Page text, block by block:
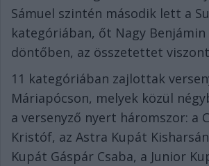
Sámuel szintén második lett a
kategóriában, őt Nagy
döntőben, az összetettet
11 kategóriában zajlottak
Máriapócson, melyek közül
a versenyző nyert háromszor: a
Kristóf, az Astra Kupát
Kupát Gáspár Csaba, a Junior